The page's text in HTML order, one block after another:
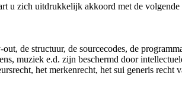
u zich uitdrukkelijk akkoord met de
de structuur, de sourcecodes, de
muziek e.d. zijn beschermd door
het merkenrecht, het sui generis